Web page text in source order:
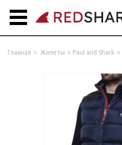
Главная > Жилеты > Paul and Shark >